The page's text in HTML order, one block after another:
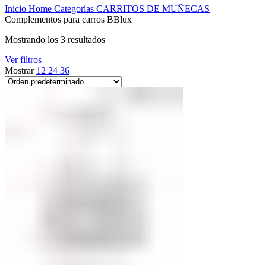
Inicio Home Categorías CARRITOS DE MUÑECAS
Complementos para carros BBlux
Mostrando los 3 resultados
Ver filtros
Mostrar 12 24 36